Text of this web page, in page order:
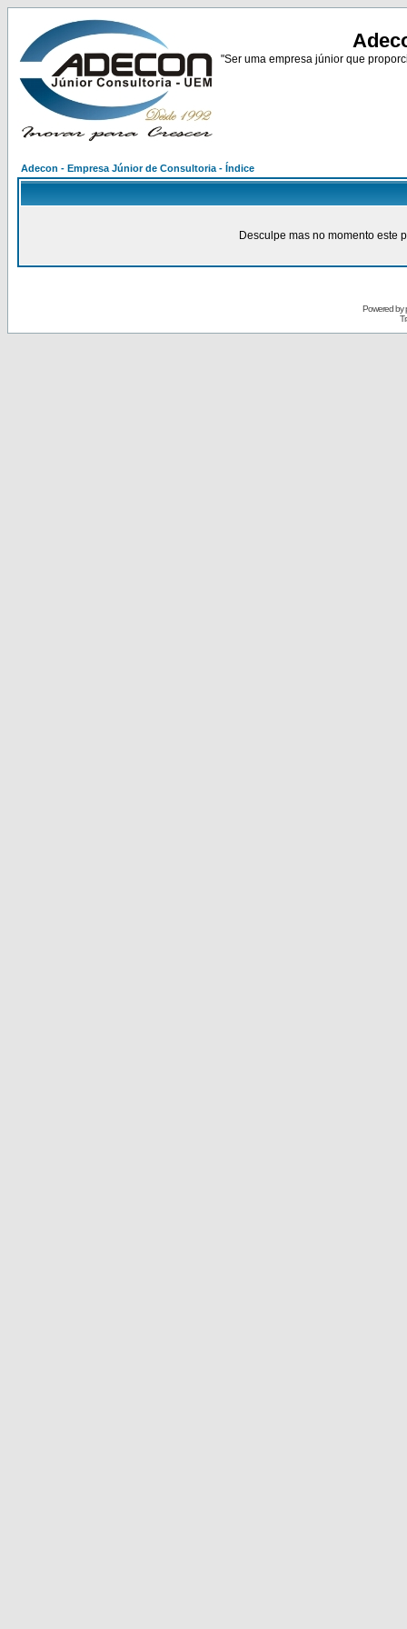
"Ser uma empresa júnior que
Adecon - Empresa Júnior de Consultoria - Índice
Desculpe mas no momento este
Powered by